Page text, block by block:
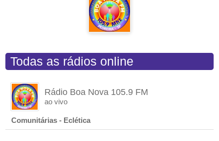
Todas as rádios online
Rádio Boa Nova 105.9 FM
ao vivo
Comunitárias - Eclética